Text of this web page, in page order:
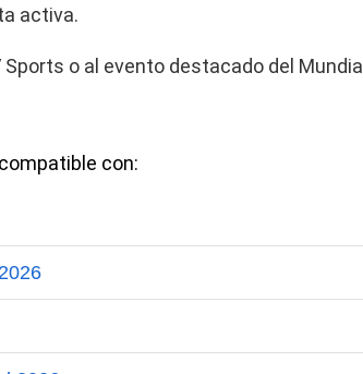
activa.
o al evento destacado del Mundial
con: